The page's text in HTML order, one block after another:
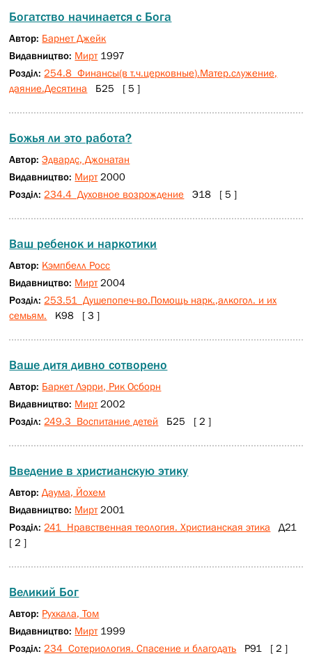
Богатство начинается с Бога
Автор: Барнет Джейк
Видавництво: Мирт1997
Розділ: 254.8 Финансы(в т.ч.церковные).Матер.служение,
даяние.Десятина Б25 [ 5 ]
Божья ли это работа?
Автор:Эдвардс, Джонатан
Видавництво: Мирт2000
Розділ: 234.4 Духовное возрождение Э18 [ 5 ]
Ваш ребенок и наркотики
Автор: Кэмпбелл Росс
Видавництво: Мирт2004
Розділ: 253.51 Душепопеч-во.Помощь нарк.,алкогол. и их
семьям. К98 [ 3 ]
Ваше дитя дивно сотворено
Автор: Баркет Лэрри, Рик Осборн
Видавництво: Мирт2002
Розділ: 249.3 Воспитание детей Б25 [ 2 ]
Введение в христианскую этику
Автор:Даума, Йохем
Видавництво: Мирт2001
Розділ: 241 Нравственная теология. Христианская этика Д21
[ 2 ]
Великий Бог
Автор: Рухкала, Том
Видавництво: Мирт1999
Розділ: 234 Сотериология. Спасение и благодать Р91 [ 2 ]